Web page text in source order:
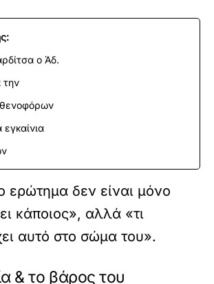
ο Άδ.
την
ερώτημα δεν είναι μόνο
κάποιος», αλλά «τι
αυτό στο σώμα του».
& το βάρος του